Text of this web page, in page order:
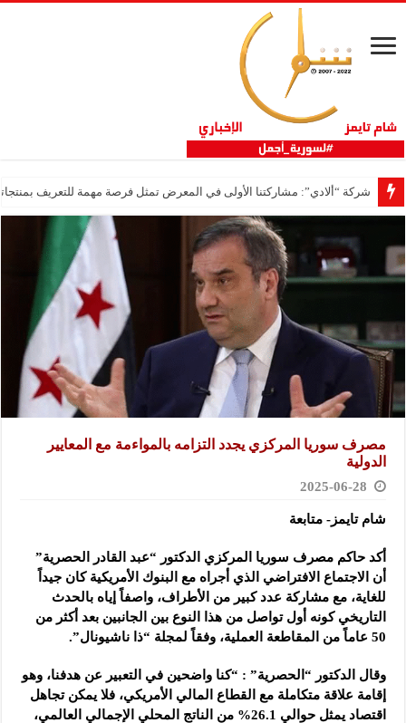
شركة “ألادي”: مشاركتنا الأولى في المعرض تمثل فرصة مهمة للتعريف
مصرف سوريا المركزي يجدد التزامه بالمواءمة مع المعايير
الدولية
2025-06-28
شام تايمز- متابعة
أكد حاكم مصرف سوريا المركزي الدكتور “عبد القادر الحصرية”
أن الاجتماع الافتراضي الذي أجراه مع البنوك الأمريكية كان جيداً
للغاية، مع مشاركة عدد كبير من الأطراف، واصفاً إياه بالحدث
التاريخي كونه أول تواصل من هذا النوع بين الجانبين بعد أكثر من
50 عاماً من المقاطعة العملية، وفقاً لمجلة “ذا ناشيونال”.
وقال الدكتور “الحصرية” : “كنا واضحين في التعبير عن هدفنا، وهو
إقامة علاقة متكاملة مع القطاع المالي الأمريكي، فلا يمكن تجاهل
اقتصاد يمثل حوالي 26.1% من الناتج المحلي الإجمالي العالمي،